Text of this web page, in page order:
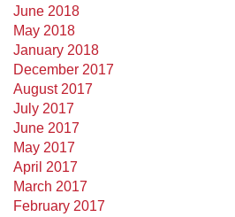
June 2018
May 2018
January 2018
December 2017
August 2017
July 2017
June 2017
May 2017
April 2017
March 2017
February 2017